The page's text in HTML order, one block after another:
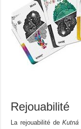
Rejouabilité
La rejouabilité deKutná